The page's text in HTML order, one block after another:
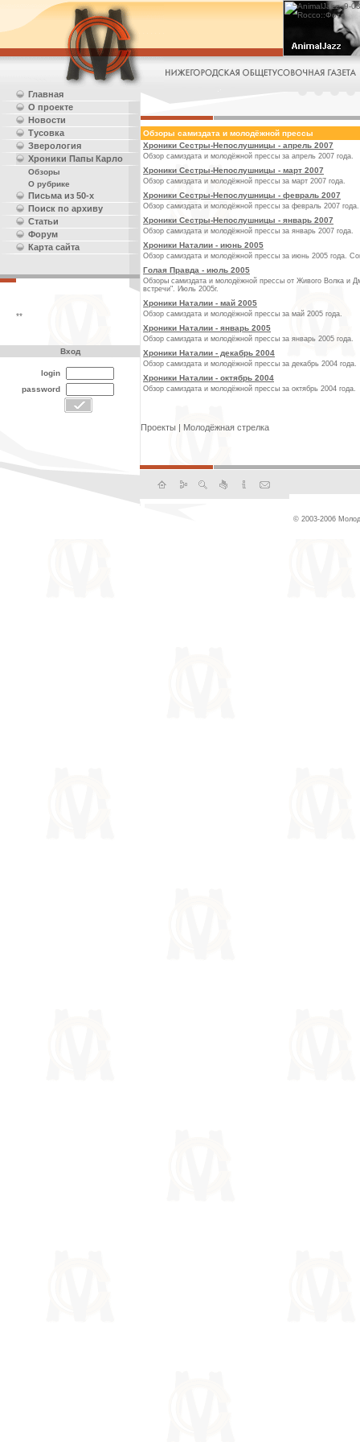
Главная
О проекте
Новости
Тусовка
Зверология
Хроники Папы Карло
Обзоры
О рубрике
Письма из 50-х
Поиск по архиву
Статьи
Форум
Карта сайта
**
Обзоры самиздата и молодёжной прессы
Хроники Сестры-Непослушницы - апрель 2007
Обзор самиздата и молодёжной прессы за апрель 2007 года.
Хроники Сестры-Непослушницы - март 2007
Обзор самиздата и молодёжной прессы за март 2007 года.
Хроники Сестры-Непослушницы - февраль 2007
Обзор самиздата и молодёжной прессы за февраль 2007 года.
Хроники Сестры-Непослушницы - январь 2007
Обзор самиздата и молодёжной прессы за январь 2007 года.
Хроники Наталии - июнь 2005
Обзор самиздата и молодёжной прессы за июнь 2005 года.
Голая Правда - июль 2005
Обзоры самиздата и молодёжной прессы от Живого Волка и
встречи". Июль 2005г.
Хроники Наталии - май 2005
Обзор самиздата и молодёжной прессы за май 2005 года.
Хроники Наталии - январь 2005
Обзор самиздата и молодёжной прессы за январь 2005 года.
Хроники Наталии - декабрь 2004
Обзор самиздата и молодёжной прессы за декабрь 2004 года.
Хроники Наталии - октябрь 2004
Обзор самиздата и молодёжной прессы за октябрь 2004 года.
Проекты | Молодёжная стрелка
Вход
login
password
© 2003-2006